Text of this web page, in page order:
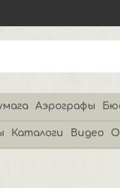
Аэрографы
Каталоги Видео О